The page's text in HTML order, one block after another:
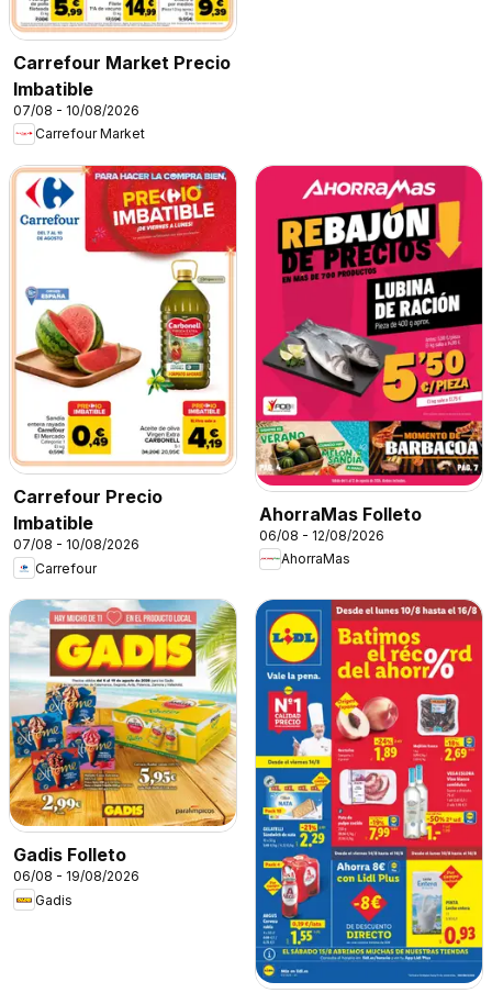
Carrefour Market Precio
Imbatible
07/08 - 10/08/2026
Carrefour Market
Carrefour Precio
Imbatible
07/08 - 10/08/2026
Carrefour
AhorraMas Folleto
06/08 - 12/08/2026
AhorraMas
Gadis Folleto
06/08 - 19/08/2026
Gadis